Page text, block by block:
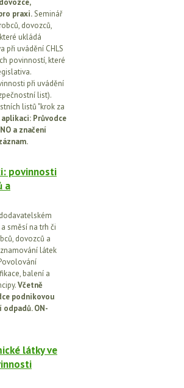
praxi.Seminář
dovozců,
ukládá
při uvádění CHLS
povinností, které
při uvádění
list).
listů "krok za
Průvodce
a značení
povinnosti
a
směsí na trh či
dovozců a
látek
balení a
Včetně
podnikovou
ON-
látky ve